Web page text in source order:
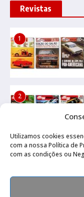
Utilizamos cookies
com a nossa Política de
com as condições ou
Revistas
1
2
3